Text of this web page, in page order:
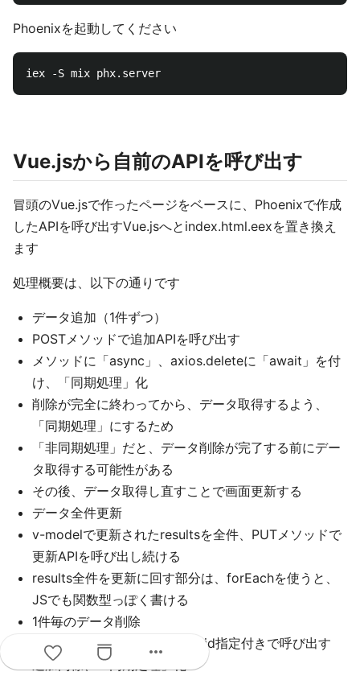
Phoenixを起動してください
Vue.jsから自前のAPIを呼び出す
冒頭のVue.jsで作ったページをベースに、Phoenixで作成
したAPIを呼び出すVue.jsへとindex.html.eexを置き換え
ます
処理概要は、以下の通りです
データ追加（1件ずつ）
POSTメソッドで追加APIを呼び出す
メソッドに「async」、axios.deleteに「await」を付
け、「同期処理」化
削除が完全に終わってから、データ取得するよう、
「同期処理」にするため
「非同期処理」だと、データ削除が完了する前にデー
タ取得する可能性がある
その後、データ取得し直すことで画面更新する
データ全件更新
v-modelで更新されたresultsを全件、PUTメソッドで
更新APIを呼び出し続ける
results全件を更新に回す部分は、forEachを使うと、
JSでも関数型っぽく書ける
1件毎のデータ削除
DELETEメソッドで削除APIをid指定付きで呼び出す
追加同様、「同期処理」化
more_horiz